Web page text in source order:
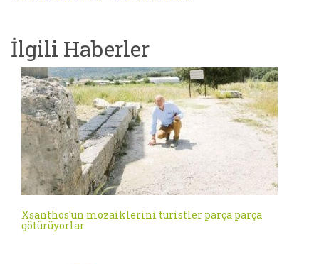
İlgili Haberler
Xsanthos'un mozaiklerini turistler parça parça
götürüyorlar